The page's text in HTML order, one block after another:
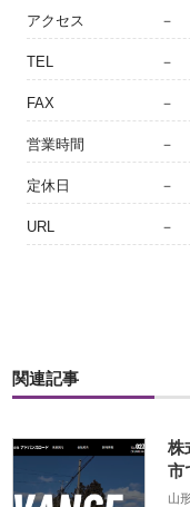
アクセス －
TEL －
FAX －
営業時間 －
定休日 －
URL －
関連記事
株
市
山